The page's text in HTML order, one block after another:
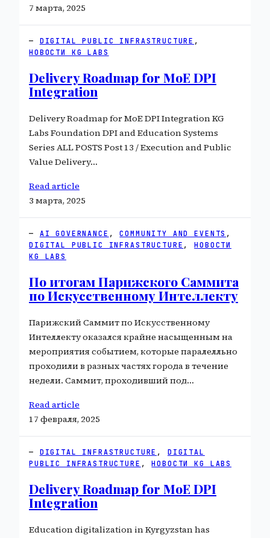
7 марта, 2025
DIGITAL PUBLIC INFRASTRUCTURE
НОВОСТИ KG LABS
Delivery Roadmap for MoE DPI
Integration
Delivery Roadmap for MoE DPI Integration KG
Labs Foundation DPI and Education Systems
Series ALL POSTS Post 13 / Execution and Public
Value Delivery…
Read article
3 марта, 2025
AI GOVERNANCE , COMMUNITY AND EVENTS
DIGITAL PUBLIC INFRASTRUCTURE , НОВОСТИ
KG LABS
По итогам Парижского Саммита
по Искусственному Интеллекту
Парижский Саммит по Искусственному
Интеллекту оказался крайне насыщенным на
мероприятия событием, которые паралелльно
проходили в разных частях города в течение
недели. Саммит, проходивший под…
Read article
17 февраля, 2025
DIGITAL INFRASTRUCTURE , DIGITAL
PUBLIC INFRASTRUCTURE , НОВОСТИ KG LABS
Delivery Roadmap for MoE DPI
Integration
Education digitalization in Kyrgyzstan has